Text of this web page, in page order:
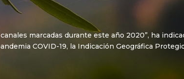
marcadas durante este año 2020”, ha
COVID-19, la Indicación Geográfica